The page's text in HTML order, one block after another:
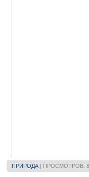
ПРИРОДА | ПРОСМОТРОВ: